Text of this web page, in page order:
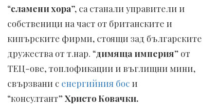
“сламени хора”, са станали управители и
собственици на част от британските и
кипърските фирми, стоящи зад българските
дружества от т.нар. “димяща империя” от
ТЕЦ-ове, топлофикации и въглищни мини,
свързвани с енергийния бос и
“консултант” Христо Ковачки.